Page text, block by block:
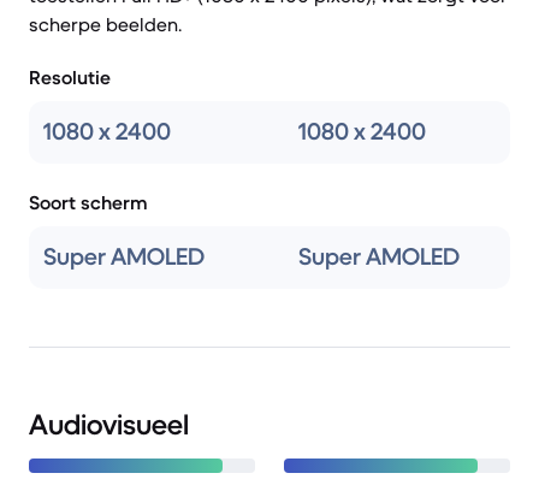
scherpe beelden.
Resolutie
1080 x 2400 1080 x 2400
Soort scherm
Super AMOLED Super AMOLED
Audiovisueel